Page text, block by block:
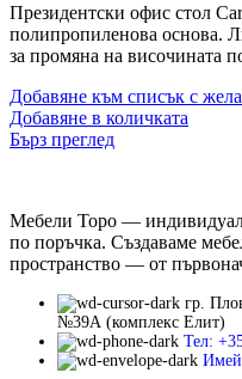
Президентски офис стол
полипропиленова основа.
за промяна на височината
Добавяне към списък с
Добавяне в количката
Бърз преглед
Мебели Торо —
по поръчка. Създаваме
пространство — от
гр.
№39А (комплекс Елит)
Тел: